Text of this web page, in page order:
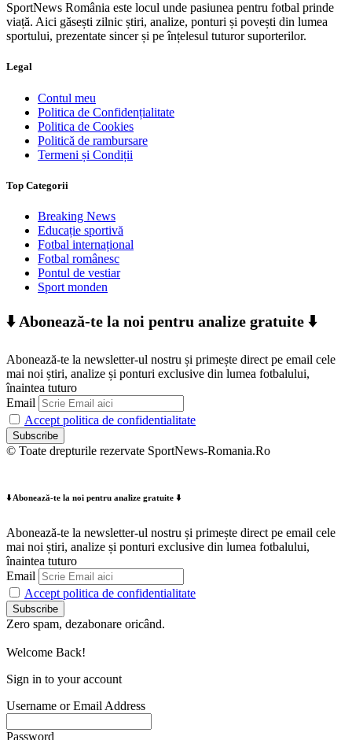
SportNews România este locul unde pasiunea pentru fotbal prinde
viață. Aici găsești zilnic știri, analize, ponturi și povești din lumea
sportului, prezentate sincer și pe înțelesul tuturor suporterilor.
Legal
Contul meu
Politica de Confidențialitate
Politica de Cookies
Politică de rambursare
Termeni și Condiții
Top Categorii
Breaking News
Educație sportivă
Fotbal internațional
Fotbal românesc
Pontul de vestiar
Sport monden
⬇️ Abonează-te la noi pentru analize gratuite ⬇️
Abonează-te la newsletter-ul nostru și primește direct pe email cele
mai noi știri, analize și ponturi exclusive din lumea fotbalului,
înaintea tuturo
Email
Accept politica de confidentialitate
© Toate drepturile rezervate SportNews-Romania.Ro
⬇️ Abonează-te la noi pentru analize gratuite ⬇️
Abonează-te la newsletter-ul nostru și primește direct pe email cele
mai noi știri, analize și ponturi exclusive din lumea fotbalului,
înaintea tuturo
Email
Accept politica de confidentialitate
Zero spam, dezabonare oricând.
Welcome Back!
Sign in to your account
Username or Email Address
Password